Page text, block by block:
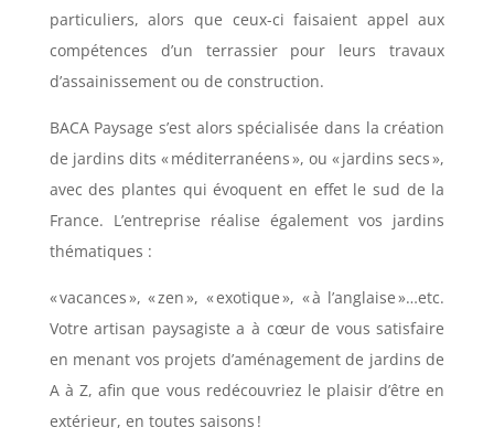
particuliers, alors que ceux-ci faisaient appel aux
compétences d’un terrassier pour leurs travaux
d’assainissement ou de construction.
BACA Paysage s’est alors spécialisée dans la création
de jardins dits « méditerranéens », ou « jardins secs »,
avec des plantes qui évoquent en effet le sud de la
France. L’entreprise réalise également vos jardins
thématiques :
« vacances », « zen », « exotique », « à l’anglaise »…etc.
Votre artisan paysagiste a à cœur de vous satisfaire
en menant vos projets d’aménagement de jardins de
A à Z, afin que vous redécouvriez le plaisir d’être en
extérieur, en toutes saisons !